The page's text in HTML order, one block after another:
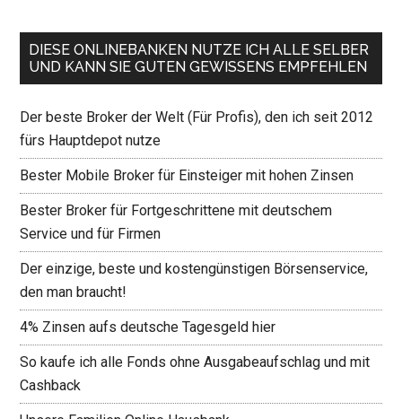
DIESE ONLINEBANKEN NUTZE ICH ALLE SELBER
UND KANN SIE GUTEN GEWISSENS EMPFEHLEN
Der beste Broker der Welt (Für Profis), den ich seit 2012
fürs Hauptdepot nutze
Bester Mobile Broker für Einsteiger mit hohen Zinsen
Bester Broker für Fortgeschrittene mit deutschem
Service und für Firmen
Der einzige, beste und kostengünstigen Börsenservice,
den man braucht!
4% Zinsen aufs deutsche Tagesgeld hier
So kaufe ich alle Fonds ohne Ausgabeaufschlag und mit
Cashback